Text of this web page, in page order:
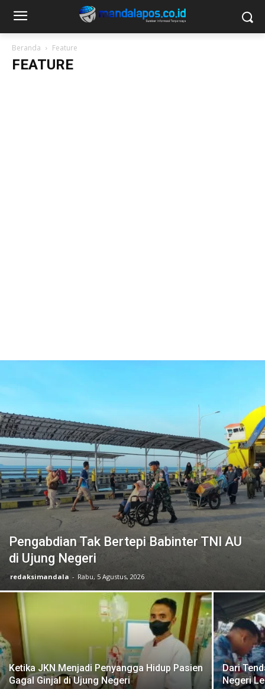
Beranda Feature
FEATURE
Pengabdian Tak Bertepi Babinter TNI AU
di Ujung Negeri
redaksimandala - Rabu, 5 Agustus, 2026
Ketika JKN Menjadi Penyangga Hidup Pasien
Gagal Ginjal di Ujung Negeri
Dari
Negeri